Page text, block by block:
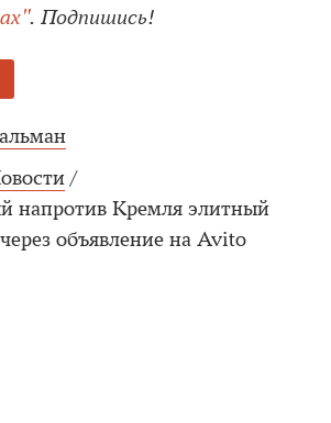
. Подпишись!
/
напротив Кремля элитный
объявление на Avito